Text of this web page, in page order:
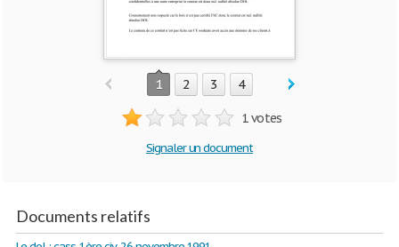
1 2 3 4
1 votes
Signaler un document
Documents relatifs